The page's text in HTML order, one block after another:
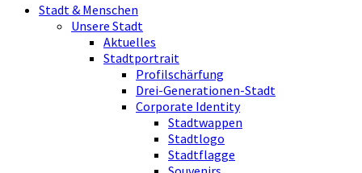
Stadt & Menschen
Unsere Stadt
Aktuelles
Stadtportrait
Profilschärfung
Drei-Generationen-Stadt
Corporate Identity
Stadtwappen
Stadtlogo
Stadtflagge